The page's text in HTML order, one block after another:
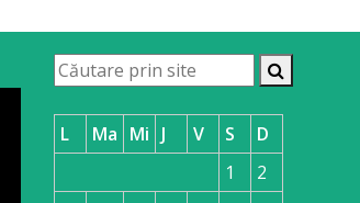
L Ma Mi J V S
D
1
2